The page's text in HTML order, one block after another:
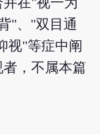
"、"双目通
视"等症中阐
，不属本篇